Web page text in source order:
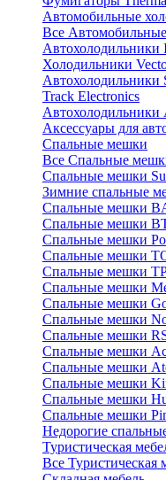
Автомобильные
Все
Автохолодильники
Холодильники
Автохолодильники
Track Electronics
Автохолодильники
Аксессуары для
Спальные мешки
Все Спальные
Спальные мешки
Зимние спальные
Спальные мешки
Спальные мешки
Спальные мешки
Спальные мешки
Спальные мешки
Cпальные мешки
Спальные мешки
Спальные мешки
Спальные мешки
Спальные мешки
Спальные мешки
Спальные мешки
Спальные мешки
Спальные мешки
Недорогие
Туристическая
Все Туристическая